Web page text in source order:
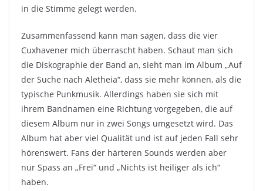
in die Stimme gelegt werden.
Zusammenfassend kann man sagen, dass die vier
Cuxhavener mich überrascht haben. Schaut man sich
die Diskographie der Band an, sieht man im Album „Auf
der Suche nach Aletheia“, dass sie mehr können, als die
typische Punkmusik. Allerdings haben sie sich mit
ihrem Bandnamen eine Richtung vorgegeben, die auf
diesem Album nur in zwei Songs umgesetzt wird. Das
Album hat aber viel Qualität und ist auf jeden Fall sehr
hörenswert. Fans der härteren Sounds werden aber
nur Spass an „Frei“ und „Nichts ist heiliger als ich“
haben.